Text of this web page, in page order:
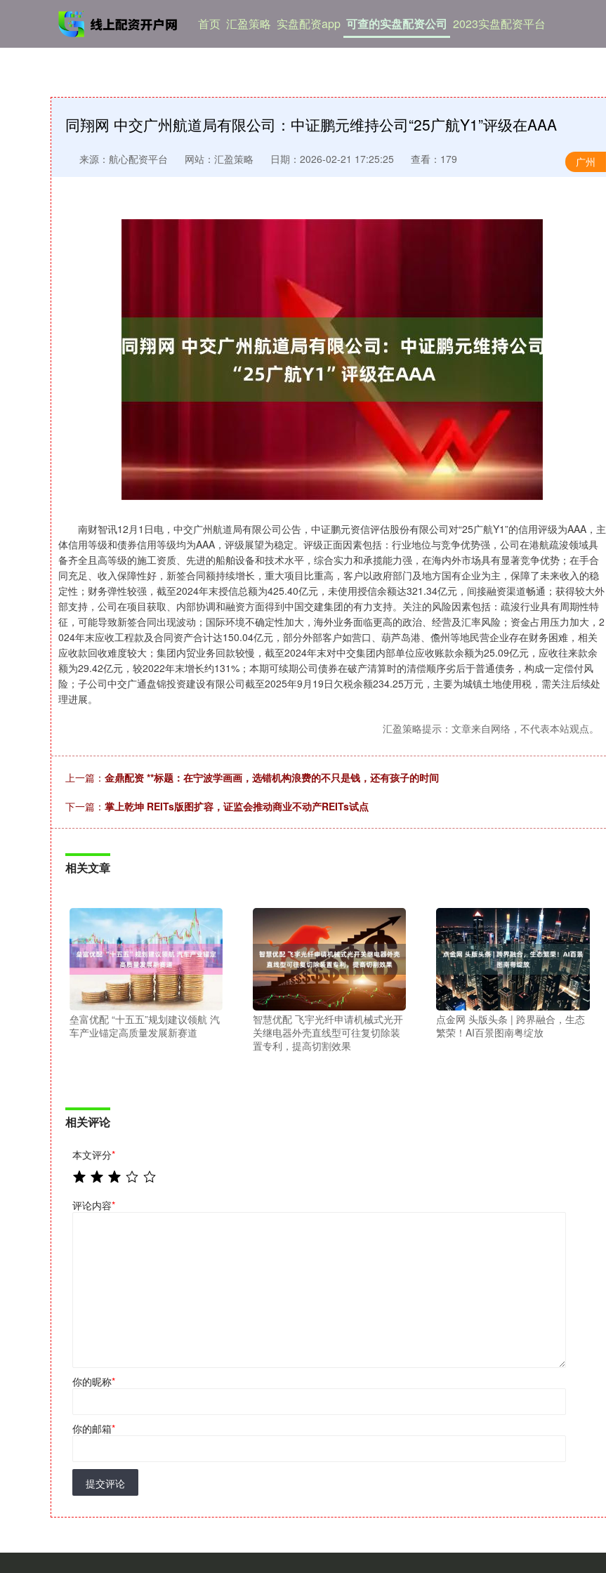
首页 汇盈策略 实盘配资app 可查的实盘配资公司 2023实盘配资平台
同翔网 中交广州航道局有限公司：中证鹏元维持公司“25广航Y1”评级在AAA
广州
来源：航心配资平台 网站：汇盈策略 日期：2026-02-21 17:25:25 查看：179
南财智讯12月1日电，中交广州航道局有限公司公告，中证鹏元资信评估股份有限公司对“25广航Y1”的信用评级为AAA，主
体信用等级和债券信用等级均为AAA，评级展望为稳定。评级正面因素包括：行业地位与竞争优势强，公司在港航疏浚领域具
备齐全且高等级的施工资质、先进的船舶设备和技术水平，综合实力和承揽能力强，在海内外市场具有显著竞争优势；在手合
同充足、收入保障性好，新签合同额持续增长，重大项目比重高，客户以政府部门及地方国有企业为主，保障了未来收入的稳
定性；财务弹性较强，截至2024年末授信总额为425.40亿元，未使用授信余额达321.34亿元，间接融资渠道畅通；获得较大外
部支持，公司在项目获取、内部协调和融资方面得到中国交建集团的有力支持。关注的风险因素包括：疏浚行业具有周期性特
征，可能导致新签合同出现波动；国际环境不确定性加大，海外业务面临更高的政治、经营及汇率风险；资金占用压力加大，2
024年末应收工程款及合同资产合计达150.04亿元，部分外部客户如营口、葫芦岛港、儋州等地民营企业存在财务困难，相关
应收款回收难度较大；集团内贸业务回款较慢，截至2024年末对中交集团内部单位应收账款余额为25.09亿元，应收往来款余
额为29.42亿元，较2022年末增长约131%；本期可续期公司债券在破产清算时的清偿顺序劣后于普通债务，构成一定偿付风
险；子公司中交广通盘锦投资建设有限公司截至2025年9月19日欠税余额234.25万元，主要为城镇土地使用税，需关注后续处
理进展。
汇盈策略提示：文章来自网络，不代表本站观点。
上一篇： 金鼎配资 **标题：在宁波学画画，选错机构浪费的不只是钱，还有孩子的时间
下一篇： 掌上乾坤 REITs版图扩容，证监会推动商业不动产REITs试点
相关文章
垒富优配 “十五五”规划建议领航 汽
车产业锚定高质量发展新赛道
智慧优配 飞宇光纤申请机械式光开
关继电器外壳直线型可往复切除装
置专利，提高切割效果
点金网 头版头条 | 跨界融合，生态
繁荣！AI百景图南粤绽放
相关评论
本文评分*
评论内容*
你的昵称*
你的邮箱*
提交评论
上证指数 3878.43 56.15 1.47% 深证成指 14144.20 258.49 1.86%